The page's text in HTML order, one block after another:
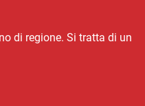
di regione. Si tratta di un